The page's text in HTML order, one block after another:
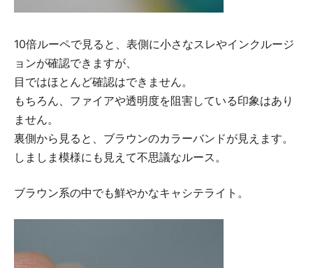
10倍ルーペで見ると、表側に小さなスレやインクルージ
ョンが確認できますが、
目ではほとんど確認はできません。
もちろん、ファイアや透明度を阻害している印象はあり
ません。
裏側から見ると、ブラウンのカラーバンドが見えます。
しましま模様にも見えて不思議なルース。
ブラウン系の中でも鮮やかなキャシテライト。